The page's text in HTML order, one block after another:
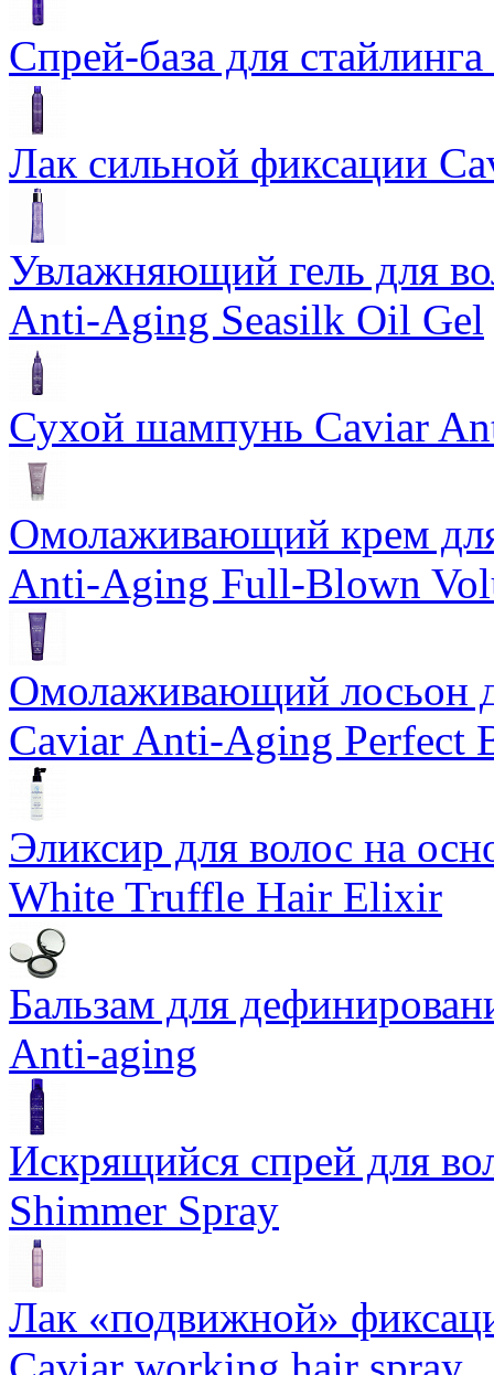
Спрей-база для
Лак сильной фиксации
Увлажняющий гель для
Anti-Aging Seasilk Oil Gel
Сухой шампунь Caviar
Омолаживающий крем
Anti-Aging Full-Blown
Омолаживающий лосьон
Caviar Anti-Aging Perfect
Эликсир для волос на
White Truffle Hair Elixir
Бальзам для
Anti-aging
Искрящийся спрей для
Shimmer Spray
Лак «подвижной»